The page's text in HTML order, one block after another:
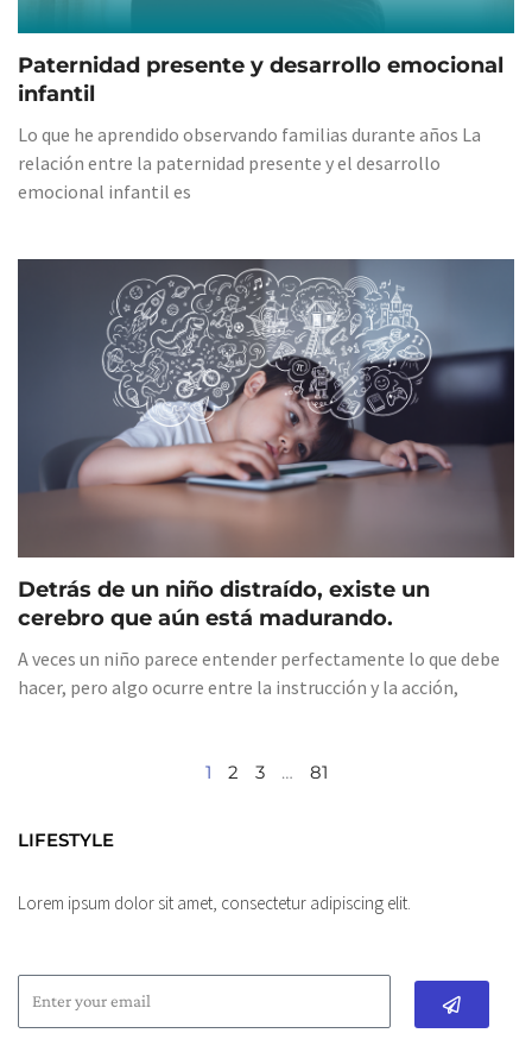
Paternidad presente y desarrollo emocional
infantil
Lo que he aprendido observando familias durante años La
relación entre la paternidad presente y el desarrollo
emocional infantil es
Detrás de un niño distraído, existe un
cerebro que aún está madurando.
A veces un niño parece entender perfectamente lo que debe
hacer, pero algo ocurre entre la instrucción y la acción,
1 2 3 … 81
LIFESTYLE
Lorem ipsum dolor sit amet, consectetur adipiscing elit.
Submit